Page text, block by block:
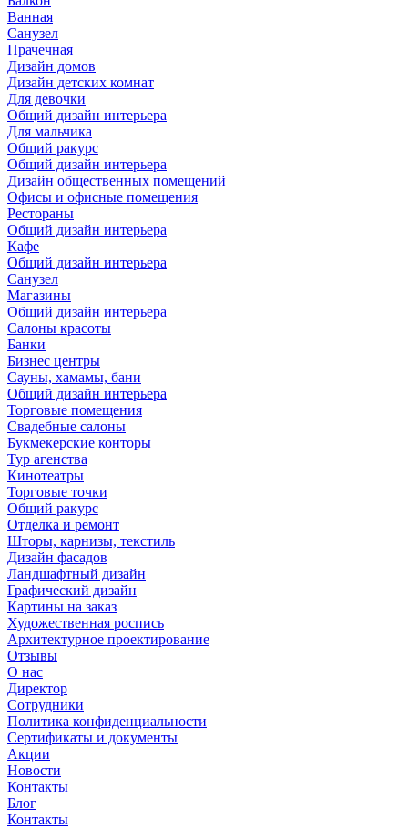
Ванная
Санузел
Прачечная
Дизайн домов
Дизайн детских комнат
Для девочки
Общий дизайн интерьера
Для мальчика
Общий ракурс
Общий дизайн интерьера
Дизайн общественных помещений
Офисы и офисные помещения
Рестораны
Общий дизайн интерьера
Кафе
Общий дизайн интерьера
Санузел
Магазины
Общий дизайн интерьера
Салоны красоты
Банки
Бизнес центры
Сауны, хамамы, бани
Общий дизайн интерьера
Торговые помещения
Свадебные салоны
Букмекерские конторы
Тур агенства
Кинотеатры
Торговые точки
Общий ракурс
Отделка и ремонт
Шторы, карнизы, текстиль
Дизайн фасадов
Ландшафтный дизайн
Графический дизайн
Картины на заказ
Художественная роспись
Архитектурное проектирование
Отзывы
О нас
Директор
Сотрудники
Политика конфиденциальности
Сертификаты и документы
Акции
Новости
Контакты
Блог
Контакты